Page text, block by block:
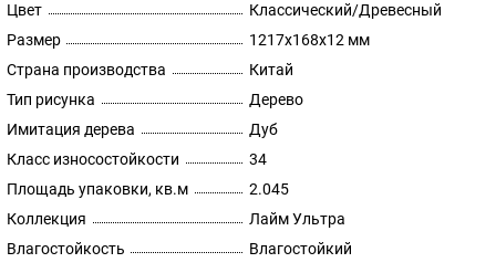
Цвет
Классический/Древесный
Размер
1217х168х12 мм
Страна производства
Китай
Тип рисунка
Дерево
Имитация дерева
Дуб
Класс износостойкости
34
Площадь упаковки, кв.м
2.045
Коллекция
Лайм Ультра
Влагостойкость
Влагостойкий